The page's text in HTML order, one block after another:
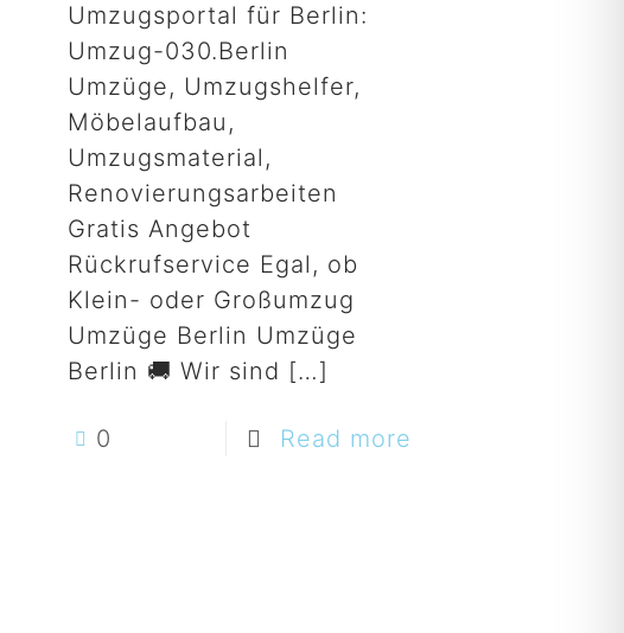
Umzugsportal für Berlin:
Umzug-030.Berlin
Umzüge, Umzugshelfer,
Möbelaufbau,
Umzugsmaterial,
Renovierungsarbeiten
Gratis Angebot
Rückrufservice Egal, ob
Klein- oder Großumzug
Umzüge Berlin Umzüge
Berlin 🚚 Wir sind […]
0 Read more